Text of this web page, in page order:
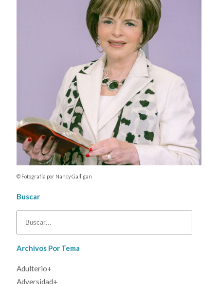
© Fotografía por Nancy Galligan
Buscar
Archivos Por Tema
Adulterio+
En Busca de lo que Más Vale
Adversidad+